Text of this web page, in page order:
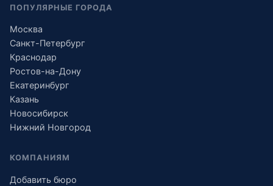
ПОПУЛЯРНЫЕ ГОРОДА
Москва
Санкт-Петербург
Краснодар
Ростов-на-Дону
Екатеринбург
Казань
Новосибирск
Нижний Новгород
КОМПАНИЯМ
Добавить бюро